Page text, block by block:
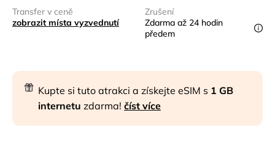
Transfer v ceně
zobrazit místa vyzvednutí
Zrušení
Zdarma až 24 hodin
předem
Kupte si tuto atrakci a získejte eSIM s 1 GB
internetu zdarma! číst více